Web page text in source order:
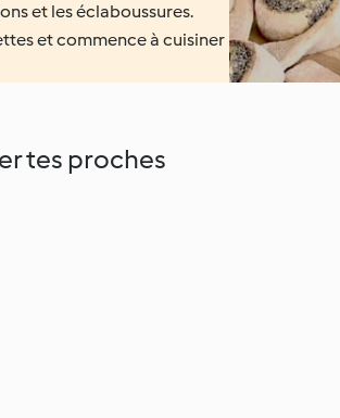
et les éclaboussures.
et commence à cuisiner
tes proches